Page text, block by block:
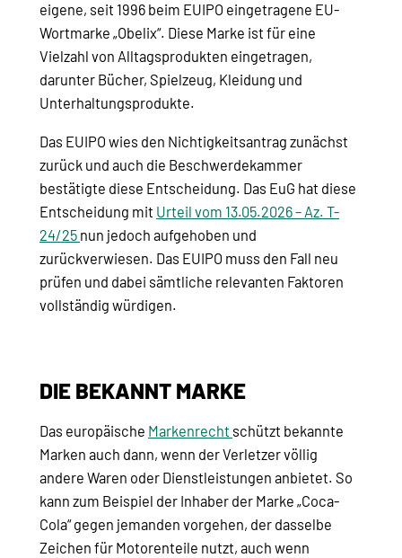
eigene, seit 1996 beim EUIPO eingetragene EU-
Wortmarke „Obelix“. Diese Marke ist für eine
Vielzahl von Alltagsprodukten eingetragen,
darunter Bücher, Spielzeug, Kleidung und
Unterhaltungsprodukte.
Das EUIPO wies den Nichtigkeitsantrag zunächst
zurück und auch die Beschwerdekammer
bestätigte diese Entscheidung. Das EuG hat diese
Entscheidung mit Urteil vom 13.05.2026 – Az. T-
24/25 nun jedoch aufgehoben und
zurückverwiesen. Das EUIPO muss den Fall neu
prüfen und dabei sämtliche relevanten Faktoren
vollständig würdigen.
DIE BEKANNT MARKE
Das europäische Markenrecht schützt bekannte
Marken auch dann, wenn der Verletzer völlig
andere Waren oder Dienstleistungen anbietet. So
kann zum Beispiel der Inhaber der Marke „Coca-
Cola“ gegen jemanden vorgehen, der dasselbe
Zeichen für Motorenteile nutzt, auch wenn